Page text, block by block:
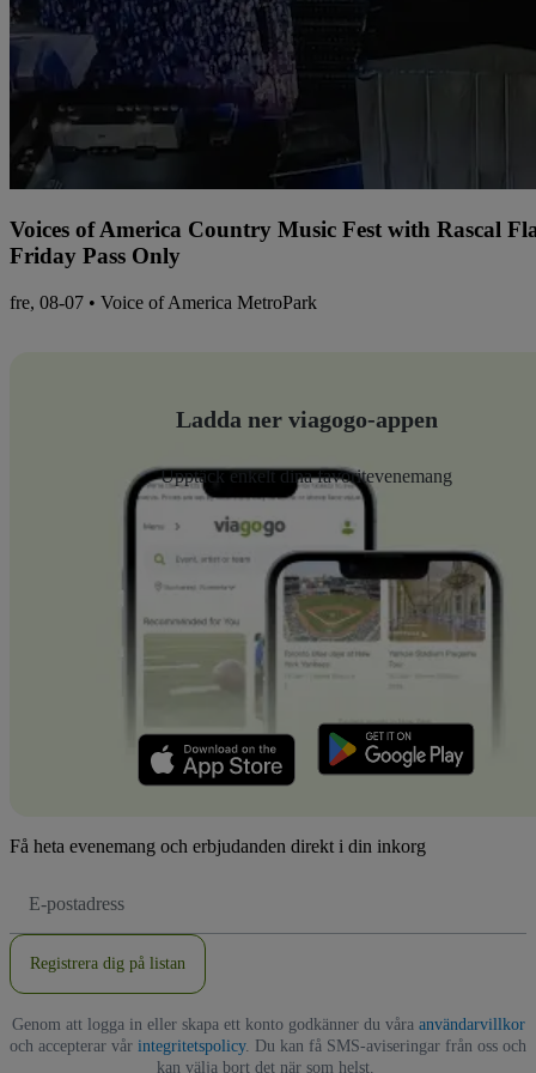
Voices of America Country Music Fest with Rascal
Friday Pass Only
fre, 08-07 • Voice of America MetroPark
Ladda ner viagogo-appen
Upptäck enkelt dina favoritevenemang
Få heta evenemang och erbjudanden direkt i din inkorg
postadress
Registrera dig på listan
Genom att logga in eller skapa ett konto godkänner du våra användarvillkor
och accepterar vår integritetspolicy. Du kan få SMS-aviseringar från oss och
kan välja bort det när som helst.